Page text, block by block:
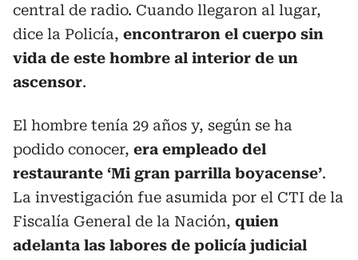
central de radio. Cuando llegaron al lugar,
dice la Policía, encontraron el cuerpo sin
vida de este hombre al interior de un
ascensor.
El hombre tenía 29 años y, según se ha
podido conocer, era empleado del
restaurante ‘Mi gran parrilla boyacense’.
La investigación fue asumida por el CTI de la
Fiscalía General de la Nación, quien
adelanta las labores de policía judicial